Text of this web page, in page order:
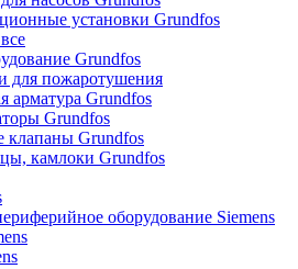
установки Grundfos
Grundfos
для пожаротушения
арматура Grundfos
Grundfos
клапаны Grundfos
камлоки Grundfos
оборудование Siemens